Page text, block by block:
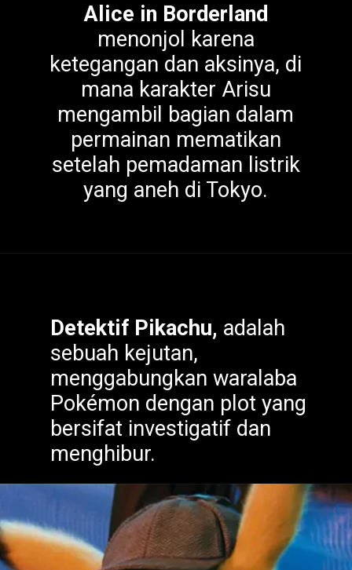
Alice in Borderland
menonjol karena
ketegangan dan aksinya, di
mana karakter Arisu
mengambil bagian dalam
permainan mematikan
setelah pemadaman listrik
yang aneh di Tokyo.
DalamOshi no Ko,Ruby
Hoshinoberusaha
mengikuti jejak
mendiang ibunya dan
menjadi bintang pop
besar.
Detektif Pikachu, adalah
sebuah kejutan,
menggabungkan waralaba
Pokémon dengan plot yang
bersifat investigatif dan
menghibur.